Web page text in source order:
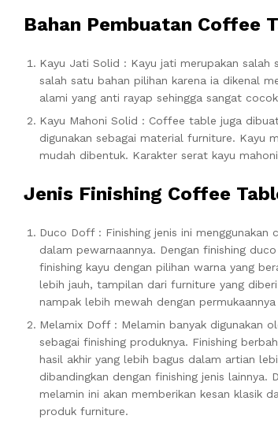
Bahan Pembuatan Coffee
Kayu Jati Solid : Kayu jati merupakan salah
salah satu bahan pilihan karena ia dikenal
alami yang anti rayap sehingga sangat
Kayu Mahoni Solid : Coffee table juga
digunakan sebagai material furniture. Kayu
mudah dibentuk. Karakter serat kayu
Jenis Finishing Coffee
Duco Doff : Finishing jenis ini menggunakan
dalam pewarnaannya. Dengan finishing
finishing kayu dengan pilihan warna yang
lebih jauh, tampilan dari furniture yang
nampak lebih mewah dengan permukaannya
Melamix Doff : Melamin banyak digunakan
sebagai finishing produknya. Finishing
hasil akhir yang lebih bagus dalam artian
dibandingkan dengan finishing jenis lainnya.
melamin ini akan memberikan kesan klasik
produk furniture.